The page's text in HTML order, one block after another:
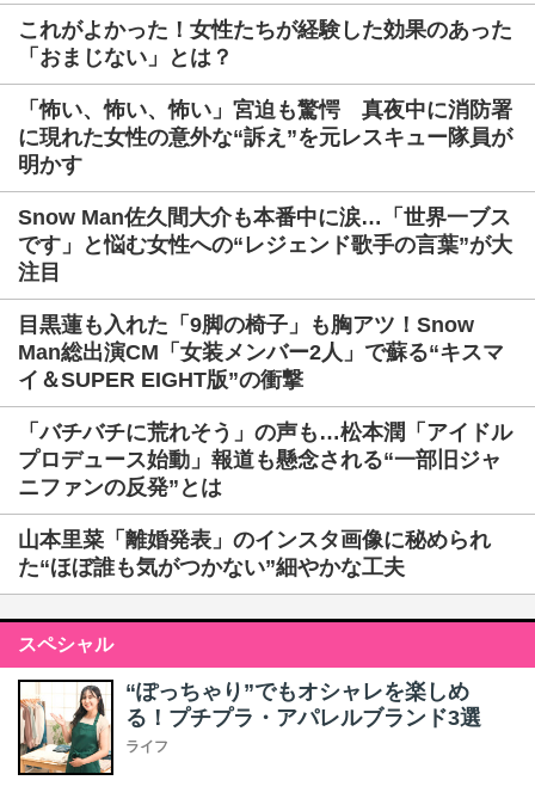
これがよかった！女性たちが経験した効果のあった
「おまじない」とは？
「怖い、怖い、怖い」宮迫も驚愕 真夜中に消防署
に現れた女性の意外な“訴え”を元レスキュー隊員が
明かす
Snow Man佐久間大介も本番中に涙…「世界一ブス
です」と悩む女性への“レジェンド歌手の言葉”が大
注目
目黒蓮も入れた「9脚の椅子」も胸アツ！Snow
Man総出演CM「女装メンバー2人」で蘇る“キスマ
イ＆SUPER EIGHT版”の衝撃
「バチバチに荒れそう」の声も…松本潤「アイドル
プロデュース始動」報道も懸念される“一部旧ジャ
ニファンの反発”とは
山本里菜「離婚発表」のインスタ画像に秘められ
た“ほぼ誰も気がつかない”細やかな工夫
スペシャル
“ぽっちゃり”でもオシャレを楽しめ
る！プチプラ・アパレルブランド3選
ライフ